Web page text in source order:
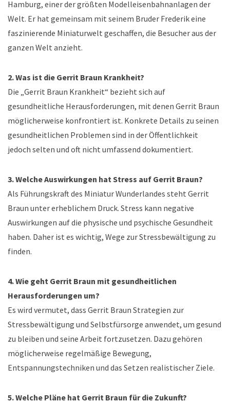
Hamburg, einer der größten Modelleisenbahnanlagen der
Welt. Er hat gemeinsam mit seinem Bruder Frederik eine
faszinierende Miniaturwelt geschaffen, die Besucher aus der
ganzen Welt anzieht.
2. Was ist die Gerrit Braun Krankheit?
Die „Gerrit Braun Krankheit“ bezieht sich auf
gesundheitliche Herausforderungen, mit denen Gerrit Braun
möglicherweise konfrontiert ist. Konkrete Details zu seinen
gesundheitlichen Problemen sind in der Öffentlichkeit
jedoch selten und oft nicht umfassend dokumentiert.
3. Welche Auswirkungen hat Stress auf Gerrit Braun?
Als Führungskraft des Miniatur Wunderlandes steht Gerrit
Braun unter erheblichem Druck. Stress kann negative
Auswirkungen auf die physische und psychische Gesundheit
haben. Daher ist es wichtig, Wege zur Stressbewältigung zu
finden.
4. Wie geht Gerrit Braun mit gesundheitlichen
Herausforderungen um?
Es wird vermutet, dass Gerrit Braun Strategien zur
Stressbewältigung und Selbstfürsorge anwendet, um gesund
zu bleiben und seine Arbeit fortzusetzen. Dazu gehören
möglicherweise regelmäßige Bewegung,
Entspannungstechniken und das Setzen realistischer Ziele.
5. Welche Pläne hat Gerrit Braun für die Zukunft?